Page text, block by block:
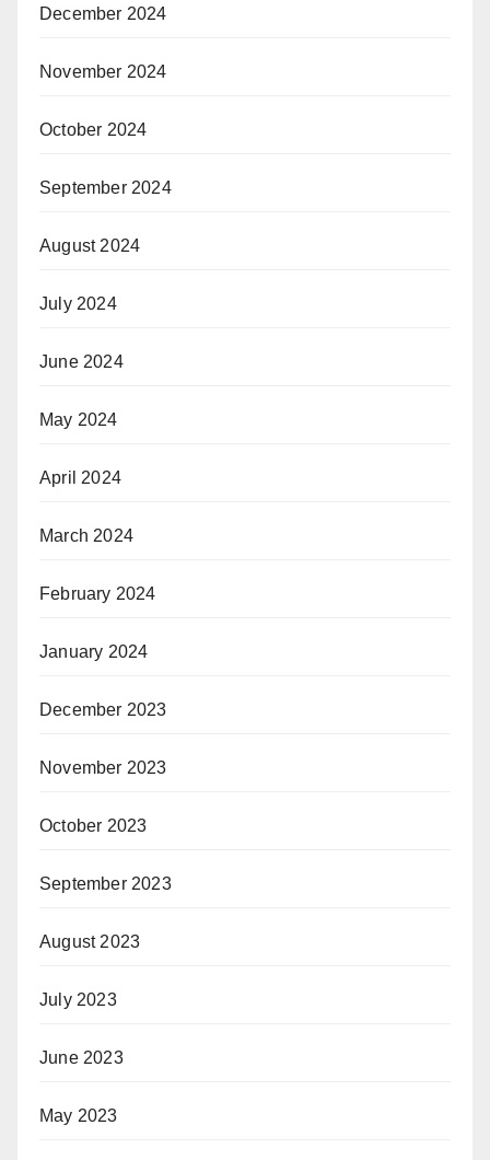
December 2024
November 2024
October 2024
September 2024
August 2024
July 2024
June 2024
May 2024
April 2024
March 2024
February 2024
January 2024
December 2023
November 2023
October 2023
September 2023
August 2023
July 2023
June 2023
May 2023